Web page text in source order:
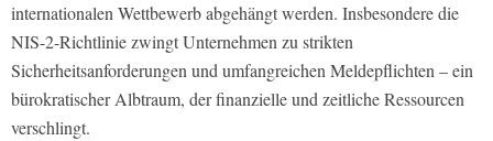
internationalen Wettbewerb abgehängt werden. Insbesondere die
NIS-2-Richtlinie zwingt Unternehmen zu strikten
Sicherheitsanforderungen und umfangreichen Meldepflichten – ein
bürokratischer Albtraum, der finanzielle und zeitliche Ressourcen
verschlingt.